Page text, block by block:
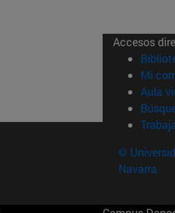
Accesos
Mi
Aula
©
Navarra